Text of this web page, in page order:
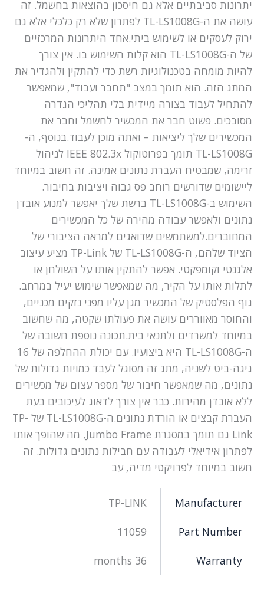
יתרונות סביבתיים אלא גם חיסכון בהוצאות בחשמל. זה
עושה את ה-TL-LS1008G לפתרון שלא רק כלכלי אלא גם
ירוק לעסקים או לשימוש ביתי.אחד היתרונות המרכזיים
של ה-TL-LS1008G הוא קלות השימוש בו. אין צורך
להיות מומחה בטכנולוגיות רשת כדי להתקין ולהגדיר את
המתג הזה. הוא תומך במצב "תחבר ועבוד", שמאפשר
להתחיל לעבוד בצורה מיידית בלי תהליכי הגדרה
מסובכים. פשוט חבר את המכשיר לחשמל וחבר את
המכשירים שלך ליציאות – ואתה מוכן לעבוד.בנוסף, ה-
TL-LS1008G תומך בפרוטוקול IEEE 802.3x לניהול
זרימה, שמבטיח העברת נתונים אמינה. זה חשוב במיוחד
ליישומים שדורשים רוחב פס גבוה ויציבות בחיבור.
השימוש ב-TL-LS1008G ברשת שלך יאפשר למנוע אובדן
נתונים ולאפשר עבודה מהירה של כל המכשירים
המחוברים.למשתמשים שדואגים למראה הציבורי של
הציוד שלהם, ה-TL-LS1008G של TP-Link מציע עיצוב
אלגנטי וקומפקטי. אפשר להתקין אותו על השולחן או
לתלות אותו על הקיר, מה שמאפשר שימוש יעיל במרחב.
גוף הפלסטיק של המכשיר מגן עליו מפני נזקים מכניים,
והחוסר מאווררים עושה את פעולתו שקטה, מה שחשוב
במיוחד למשרדים ולתנאי בית.תכונה נוספת חשובה של
ה-TL-LS1008G היא ביצועיו. עם יכולת ההחלפה של 16
גיגה-ביט לשניה, מתג זה מסוגל לעבד כמויות גדולות של
נתונים, מה שמאפשר חיבור של מספר עצום של מכשירים
ללא אובדן מהירות. כבר אין צורך לדאוג לעיכובים בעת
העברת קבצים או הורדת נתונים.ה-TL-LS1008G של TP-
Link גם תומך במסגרת Jumbo Frame, מה שהופך אותו
לפתרון אידיאלי לעבודה עם חבילות נתונים גדולות. זה
חשוב במיוחד לפרויקטי מדיה, עב
Manufacturer
TP-LINK
Part Number
11059
Warranty
36 months